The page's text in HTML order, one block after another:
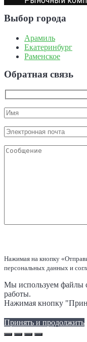
Выбор города
Арамиль
Екатеринбург
Раменское
Обратная связь
Нажимая на кнопку
персональных данных и
Мы используем файлы
работы.
Нажимая кнопку
Принять и продолжить